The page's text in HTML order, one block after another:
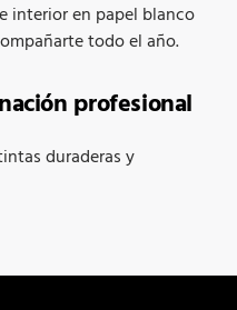
interior en papel blanco
todo el año.
profesional
duraderas y